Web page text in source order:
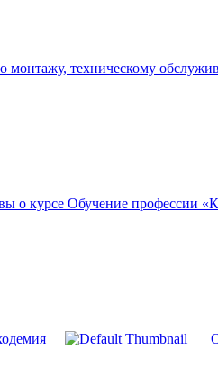
техническому
о курсе Обучение профессии